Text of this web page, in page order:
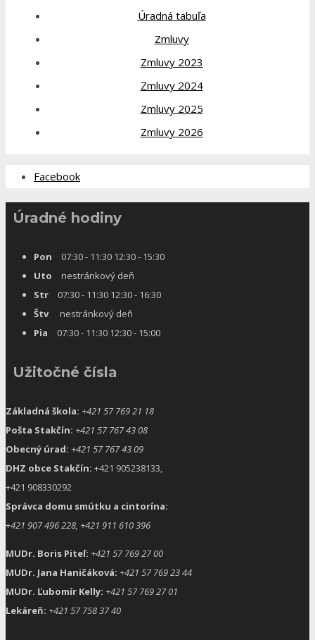
Úradná tabuľa
Zmluvy
Zmluvy 2023
Zmluvy 2024
Zmluvy 2025
Zmluvy 2026
Facebook
Úradné hodiny
Pon 07:30 - 11:30 12:30 - 15:30
Uto nestránkový deň
Str 07:30 - 11:30 12:30 - 16:30
Štvnestránkový deň
Pia 07:30 - 11:30 12:30 - 15:00
Užitočné čísla
Základná škola: +421 57 769 21 18
Pošta Stakčín: +421 57 767 43 08
Obecný úrad: +421 57 767 43 09
DHZ obce Stakčín: +421 905238133,
+421 908330292
Správca domu smútku a cintorína:
+421 907 496 228, +421 911 610 396
MUDr. Boris Piteľ: +421 57 769 27 00
MUDr. Jana Haničáková: +421 57 769 23 44
MUDr. Ľubomír Kelly: +421 57 769 27 01
Lekáreň: +421 57 758 37 40